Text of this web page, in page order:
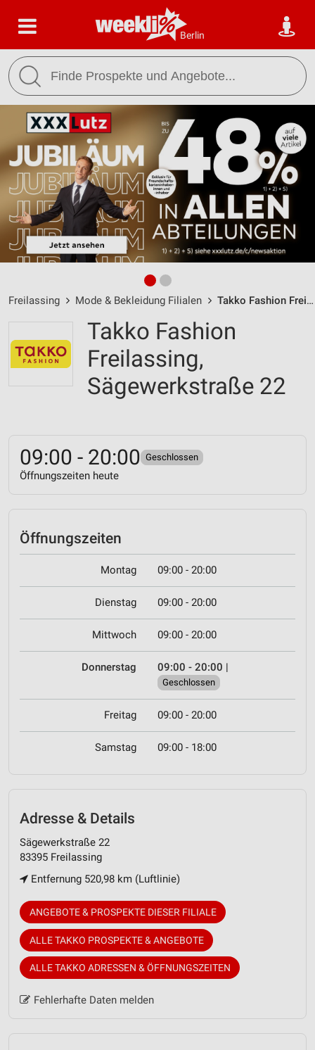
Berlin
Freilassing Mode & Bekleidung Filialen Takko Fashion Freilassing / Sägewerkstraße 22 - Öffnungszeiten & Adresse
Takko Fashion
Freilassing,
Sägewerkstraße 22
09:00 - 20:00 Geschlossen
Öffnungszeiten heute
Öffnungszeiten
Montag 09:00 - 20:00
Dienstag 09:00 - 20:00
Mittwoch 09:00 - 20:00
Donnerstag 09:00 - 20:00 |
Geschlossen
Freitag 09:00 - 20:00
Samstag 09:00 - 18:00
Adresse & Details
Sägewerkstraße 22
83395 Freilassing
Entfernung 520,98 km (Luftlinie)
ANGEBOTE & PROSPEKTE DIESER FILIALE
ALLE TAKKO PROSPEKTE & ANGEBOTE
ALLE TAKKO ADRESSEN & ÖFFNUNGSZEITEN
Fehlerhafte Daten melden